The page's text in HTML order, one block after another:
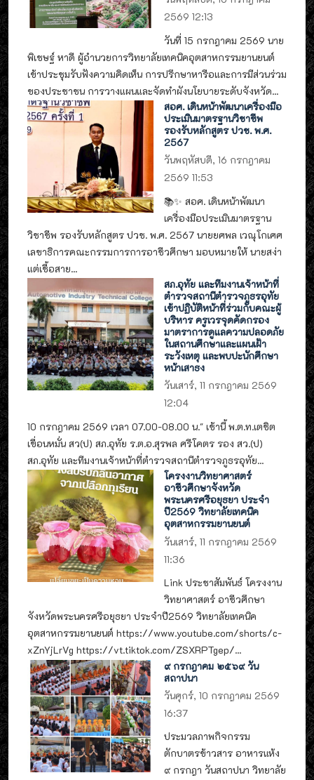
2569 12:13
วันที่ 15 กรกฎาคม 2569 นาย
พิเชษฐ์ หาดี ผู้อำนวยการวิทยาลัยเทคนิคอุตสาหกรรมยานยนต์
เข้าประชุมรับฟังความคิดเห็น การปรึกษาหารือและการมีส่วนร่วม
ของประชาชน การวางแผนและจัดทำผังนโยบายระดับจังหวัด...
สอศ. เดินหน้าพัฒนาเครื่องมือ
ประเมินมาตรฐานวิชาชีพ
รองรับหลักสูตร ปวช. พ.ศ.
2567
วันพฤหัสบดี, 16 กรกฎาคม
2569 11:53
📚✨ สอศ. เดินหน้าพัฒนา
เครื่องมือประเมินมาตรฐาน
วิชาชีพ รองรับหลักสูตร ปวช. พ.ศ. 2567 นายยศพล เวณุโกเศศ
เลขาธิการคณะกรรมการการอาชีวศึกษา มอบหมายให้ นายสง่า
แต่เชื้อสาย...
สภ.อุทัย และทีมงานเจ้าหน้าที่
ตำรวจสถานีตำรวจภูธรอุทัย
เข้าปฏิบัติหน้าที่ร่วมกับคณะผู้
บริหาร ครูเวรจุดคัดกรอง
มาตราการดูแลความปลอดภัย
ในสถานศึกษาและแผนเฝ้า
ระวังเหตุ และพบปะนักศึกษา
หน้าเสาธง
วันเสาร์, 11 กรกฎาคม 2569
12:04
10 กรกฎาคม 2569 เวลา 07.00-08.00 น." เช้านี้ พ.ต.ท.เตชิต
เขื่อนหมั่น สว(ป) สภ.อุทัย ร.ต.อ.สุรพล ศรีโคตร รอง สว.(ป)
สภ.อุทัย และทีมงานเจ้าหน้าที่ตำรวจสถานีตำรวจภูธรอุทัย...
โครงงานวิทยาศาสตร์
อาชีวศึกษาจังหวัด
พระนครศรีอยุธยา ประจำ
ปี2569 วิทยาลัยเทคนิค
อุตสาหกรรมยานยนต์
วันเสาร์, 11 กรกฎาคม 2569
11:36
Link ประชาสัมพันธ์ โครงงาน
วิทยาศาสตร์ อาชีวศึกษา
จังหวัดพระนครศรีอยุธยา ประจำปี2569 วิทยาลัยเทคนิค
อุตสาหกรรมยานยนต์ https://www.youtube.com/shorts/c-
xZnYjLrVg https://vt.tiktok.com/ZSXRPTgep/...
๙ กรกฎาคม ๒๕๖๙ วัน
สถาปนา
วันศุกร์, 10 กรกฎาคม 2569
16:37
ประมวลภาพกิจกรรม
ตักบาตรข้าวสาร อาหารแห้ง
๙ กรกฎา วันสถาปนา วิทยาลัย